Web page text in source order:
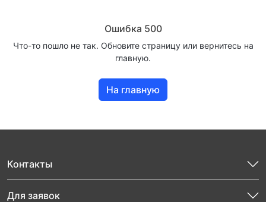
Ошибка 500
Что-то пошло не так. Обновите страницу или вернитесь на
главную.
На главную
Контакты
Для заявок